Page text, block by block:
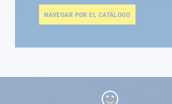
NAVEGAR POR EL CATÁLOGO